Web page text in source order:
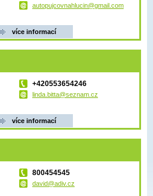
autopujcovnahlucin@gmail.com
více informací
+420553654246
linda.bitta@seznam.cz
více informací
800454545
david@adiv.cz